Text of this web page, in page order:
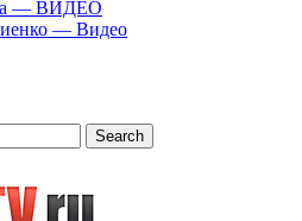
— ВИДЕО
— Видео
Search